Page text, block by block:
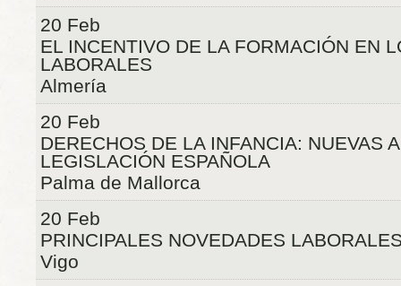
20 Feb
EL INCENTIVO DE LA FORMACIÓN EN
LABORALES
Almería
20 Feb
DERECHOS DE LA INFANCIA: NUEVAS
LEGISLACIÓN ESPAÑOLA
Palma de Mallorca
20 Feb
PRINCIPALES NOVEDADES
Vigo